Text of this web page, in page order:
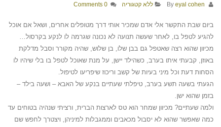
eyal cohen ללא קטגוריה 0 Comments
ביום שבת התקשר אלי אדם שמכיר אותי דרך מטופלים אחרים, ושאל אם אוכל
להגיע לטפל בו, לאחר שעשה תנועה לא נכונה שגרמה לו לנקע בקרסול…
מכיוון שהוא רצה שאטפל גם בבן שלו, בן שלוש, שהיה מקורר וסבל מדלקת
באוזן, קבעתי איתו בערב, כשהילד יישן, על מנת שאוכל לטפל בו בלי שיהיו לו
הסחות דעת וכל מיני בעיות של קשב וריכוז שיפריעו לטיפול.
הגעתי בשעה תשע בערב, טיפלתי שעתיים בנקע של האבא – ושעה בילד –
בזמן שהוא ישן.
ולמה שעתיים? מכיוון שמחר הוא טס לארצות הברית, ורציתי שנהיה בטוחים עד
כמה שאפשר שהוא לא יסבול מכאבים וממגבלות למיניהן, ויצטרך לחפש שם